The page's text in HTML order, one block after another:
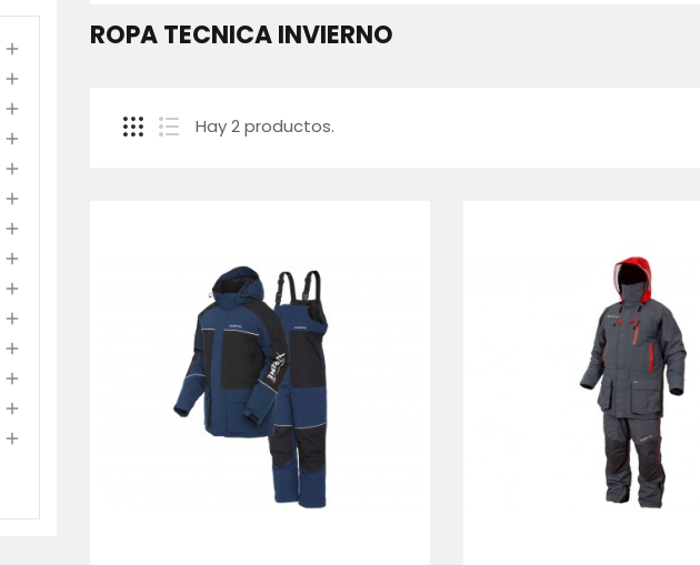














ROPA TECNICA INVIERNO
Hay 2 productos.